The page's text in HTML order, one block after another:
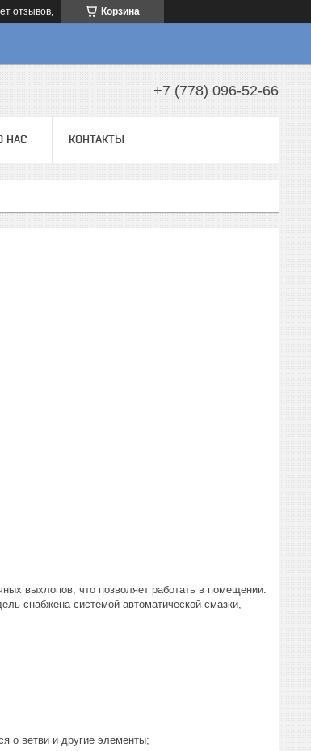
Корзина
отзывов,
+7 (778) 096-52-66
НАС КОНТАКТЫ
выхлопов, что позволяет работать в помещении.
снабжена системой автоматической смазки,
о ветви и другие элементы;